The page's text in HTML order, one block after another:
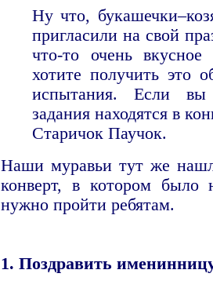
Ну что,
пригласили на свой
что-то очень
хотите получить это
испытания. Если вы
задания находятся в
Старичок Паучок.
Наши муравьи тут же
конверт, в котором было
нужно пройти ребятам.
1. Поздравить